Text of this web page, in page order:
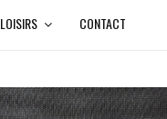
LOISIRS CONTACT